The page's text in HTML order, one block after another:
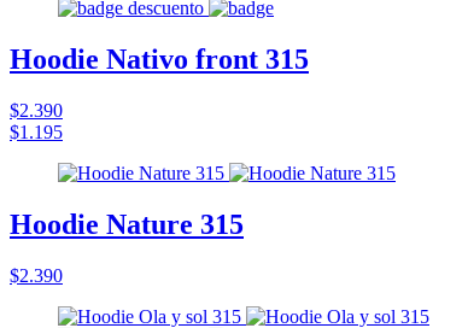
Hoodie Nativo front 315
$2.390
$1.195
Hoodie Nature 315
$2.390